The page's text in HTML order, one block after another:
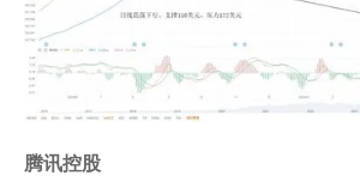
腾讯控股